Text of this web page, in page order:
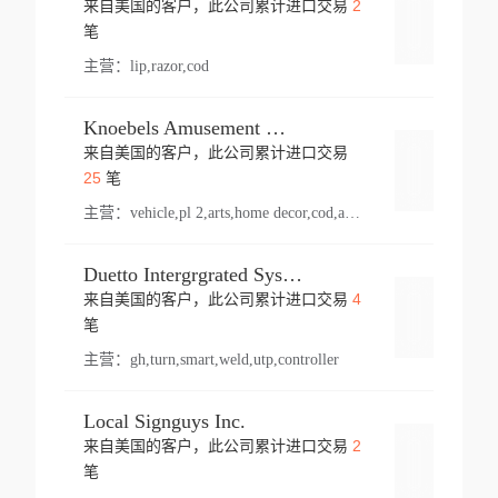
来自美国的客户，此公司累计进口交易 2
笔
主营： lip,razor,cod
Knoebels Amusement Resort
来自美国的客户，此公司累计进口交易
25笔
主营： vehicle,pl 2,arts,home decor,cod,amusement ride,sea
Duetto Intergrgrated Systems Inc.
来自美国的客户，此公司累计进口交易 4
笔
主营： gh,turn,smart,weld,utp,controller
Local Signguys Inc.
来自美国的客户，此公司累计进口交易 2
笔